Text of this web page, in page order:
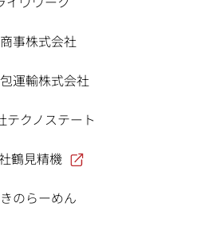
事株式会社
運輸株式会社
テクノステート
鶴見精機
のらーめん